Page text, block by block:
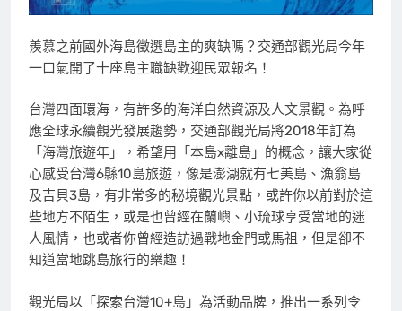
羨慕之前國外海島徵選島主的爽缺嗎？交通部觀光局今年
一口氣開了十座島主職缺歡迎民眾報名！
台灣四面環海，有許多的海洋自然資源及人文景觀。為呼
應全球永續觀光發展趨勢，交通部觀光局將2018年訂為
「海灣旅遊年」，希望用「本島x離島」的概念，讓大家從
心感受台灣6縣10島旅遊，像是澎湖就有七美島、漁翁島
及吉貝3島，有非常多的秘境觀光景點，或許你以前對於這
些地方不陌生，或是也曾經在蘭嶼、小琉球享受當地的迷
人風情，也或者你曾經造訪過戰地金門或馬祖，但是卻不
知道當地跳島旅行的樂趣！
觀光局以「探索台灣10+島」為活動品牌，推出一系列令